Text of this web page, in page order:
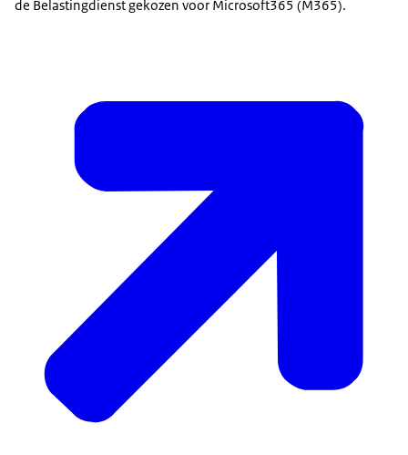
de Belastingdienst gekozen voor Microsoft365 (M365).